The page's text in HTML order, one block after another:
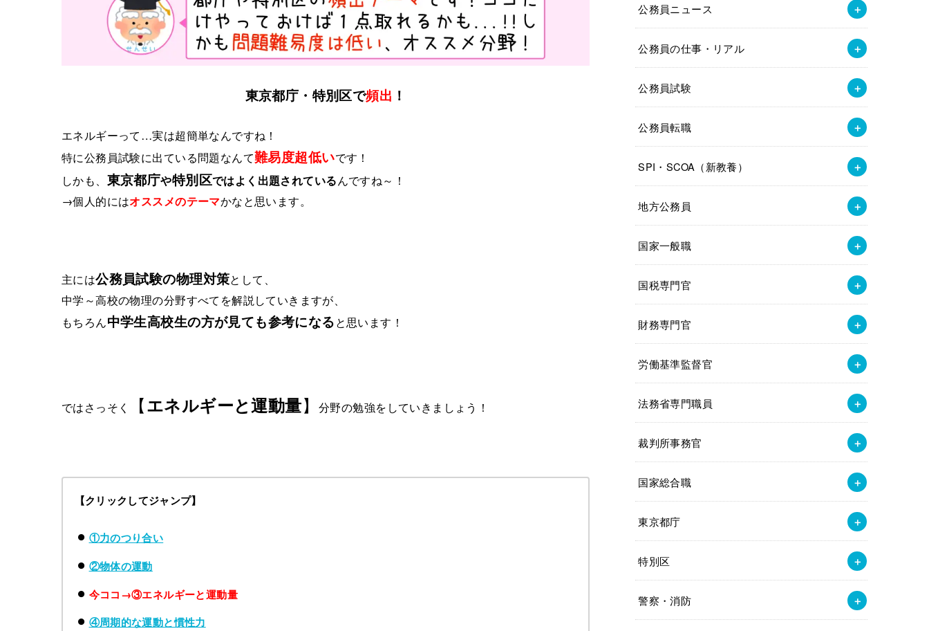
東京都庁・特別区で頻出 ！
エネルギーって…実は超簡単なんですね！
特に公務員試験に出ている問題なんて難易度超低いです！
しかも、 東京都庁や特別区ではよく出題されているんですね～！
→個人的にはオススメのテーマかなと思います。
主には公務員試験の物理対策として、
中学～高校の物理の分野すべてを解説していきますが、
もちろん中学生高校生の方が見ても参考になると思います！
ではさっそく 【エネルギーと運動量】分野の勉強をしていきましょう！
【クリックしてジャンプ】
①力のつり合い
②物体の運動
今ココ→③エネルギーと運動量
④周期的な運動と慣性力
公務員ニュース
公務員の仕事・リアル
公務員試験
公務員転職
SPI・SCOA（新教養）
地方公務員
国家一般職
国税専門官
財務専門官
労働基準監督官
法務省専門職員
裁判所事務官
国家総合職
東京都庁
特別区
警察・消防